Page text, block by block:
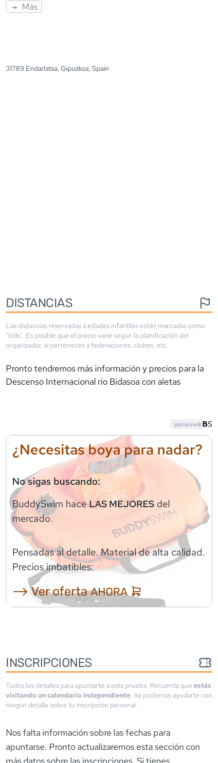
Más
31789 Endarlatsa, Gipuzkoa, Spain
DISTANCIAS
Las distancias reservadas a edades infantiles están marcadas como
"kids". Es posible que el precio varíe según la planificación del
organizador, si perteneces a federaciones, clubes, etc.
Pronto tendremos más información y precios para la
Descenso Internacional río Bidasoa con aletas
¿Necesitas boya para nadar?
No sigas buscando:
BuddySwim haceLAS MEJORES del
mercado.
Pensadas al detalle. Material de alta calidad.
Precios imbatibles:
⟶ Ver ofertaAHORA
patrocinado
INSCRIPCIONES
Todos los detalles para apuntarte a esta prueba. Recuerda que estás
visitando un calendario independiente, no podemos ayudarte con
ningún detalle sobre tu inscripción personal.
Nos falta información sobre las fechas para
apuntarse. Pronto actualizaremos esta sección con
más datos sobre las inscripciones. Si tienes